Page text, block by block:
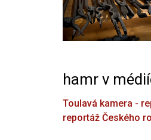
hamr v
Toulavá kamera -
reportáž Českého